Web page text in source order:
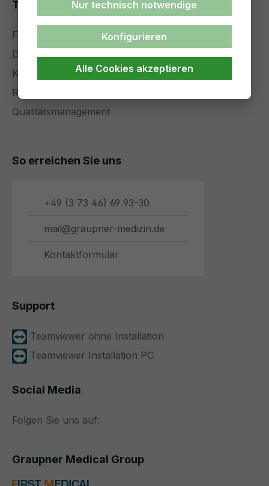
Themenseiten
Forschung und Entwicklung
Die Zukunft der Medizintechnik
Komplettservice
Referenzen
Qualitätsmanagement
So erreichen Sie uns
+49 (3 73 46) 69 93-30
mail@graupner-medizin.de
Kontaktformular
Support
Teamviewer ohne Installation
Teamviewer Installation PC
Social Media
Folgen Sie uns auf:
Graupner Medical Group
Nur technisch notwendige
Konfigurieren
Alle Cookies akzeptieren